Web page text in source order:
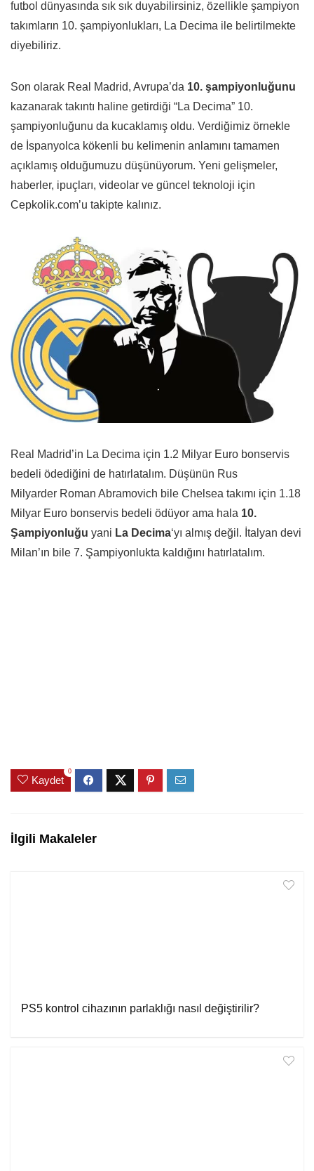
futbol dünyasında sık sık duyabilirsiniz, özellikle şampiyon
takımların 10. şampiyonlukları, La Decima ile belirtilmekte
diyebiliriz.
Son olarak Real Madrid, Avrupa’da 10. şampiyonluğunu
kazanarak takıntı haline getirdiği “La Decima” 10.
şampiyonluğunu da kucaklamış oldu. Verdiğimiz örnekle
de İspanyolca kökenli bu kelimenin anlamını tamamen
açıklamış olduğumuzu düşünüyorum. Yeni gelişmeler,
haberler, ipuçları, videolar ve güncel teknoloji için
Cepkolik.com’u takipte kalınız.
Real Madrid’in La Decima için 1.2 Milyar Euro bonservis
bedeli ödediğini de hatırlatalım. Düşünün Rus
Milyarder Roman Abramovich bile Chelsea takımı için 1.18
Milyar Euro bonservis bedeli ödüyor ama hala 10.
Şampiyonluğu yani La Decima‘yı almış değil. İtalyan devi
Milan’ın bile 7. Şampiyonlukta kaldığını hatırlatalım.
Kaydet
0
İlgili Makaleler
PS5 kontrol cihazının parlaklığı nasıl değiştirilir?